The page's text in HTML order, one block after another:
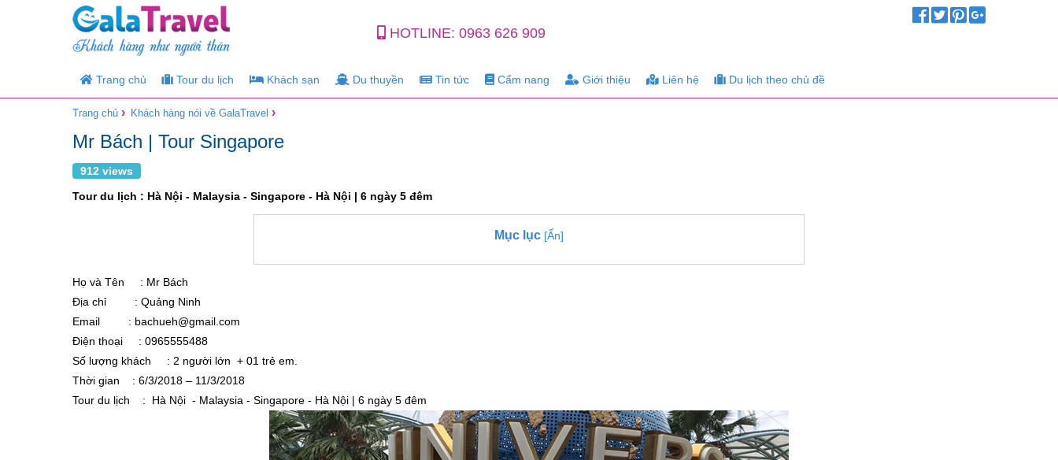
HOTLINE: 0963 626 909
Trang chủ Tour du lịch Khách sạn Du thuyền Tin tức Cẩm nang Giới thiệu Liên hệ Du lịch theo chủ đề
Trang chủ › Khách hàng nói về GalaTravel ›
Mr Bách | Tour Singapore
912 views
Tour du lịch : Hà Nội - Malaysia - Singapore - Hà Nội | 6 ngày 5 đêm
Mục lục [Ẩn]
Họ và Tên : Mr Bách
Địa chỉ : Quảng Ninh
Email : bachueh@gmail.com
Điện thoại : 0965555488
Số lượng khách : 2 người lớn + 01 trẻ em.
Thời gian : 6/3/2018 – 11/3/2018
Tour du lịch : Hà Nội - Malaysia - Singapore - Hà Nội | 6 ngày 5 đêm